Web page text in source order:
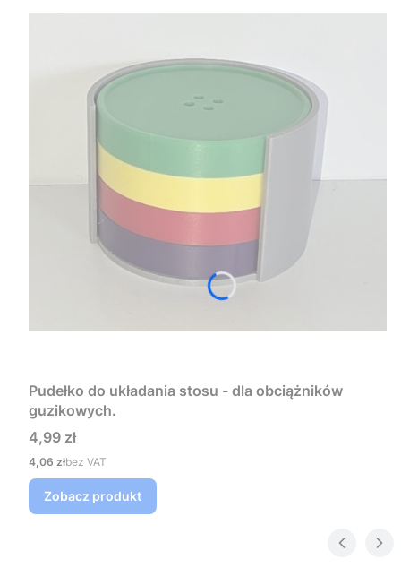
Pudełko do układania stosu - dla obciążników
guzikowych.
Cena
4,99 zł
Cena
4,06 złbez VAT
Zobacz produkt